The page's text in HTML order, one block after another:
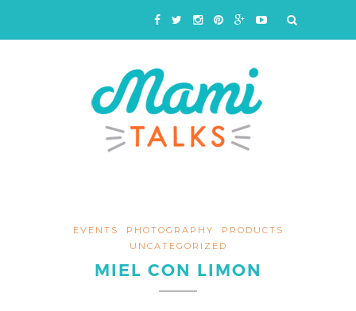
EVENTS PHOTOGRAPHY
PRODUCTS
UNCATEGORIZED
MIEL CON LIMON